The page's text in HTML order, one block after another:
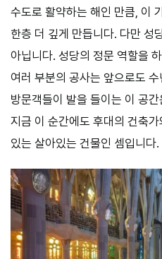
수도로 활약하는 해인 만큼, 이
한층 더 깊게 만듭니다. 다만 성
아닙니다. 성당의 정문 역할을
여러 부분의 공사는 앞으로도
방문객들이 발을 들이는 이 공
지금 이 순간에도 후대의 건축
있는 살아있는 건물인 셈입니다.